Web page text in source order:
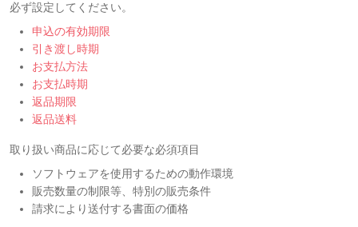
必ず設定してください。
申込の有効期限
引き渡し時期
お支払方法
お支払時期
返品期限
返品送料
取り扱い商品に応じて必要な必須項目
ソフトウェアを使用するための動作環境
販売数量の制限等、特別の販売条件
請求により送付する書面の価格